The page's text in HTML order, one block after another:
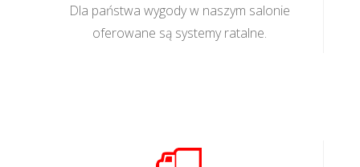
Dla państwa wygody w naszym salonie
oferowane są systemy ratalne.